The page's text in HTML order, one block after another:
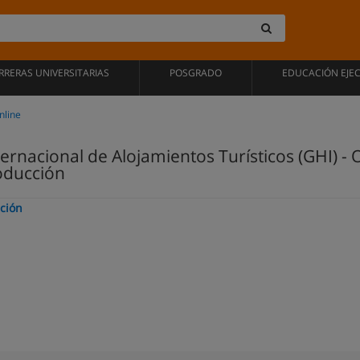
UNIVERSITARIAS POSGRADO EDUCACIÓN
de Alojamientos Turísticos (GHI) -